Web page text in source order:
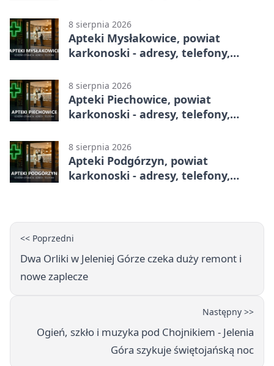
8 sierpnia 2026
Apteki Mysłakowice, powiat
karkonoski - adresy, telefony,
8 sierpnia 2026
Apteki Piechowice, powiat
karkonoski - adresy, telefony,
8 sierpnia 2026
Apteki Podgórzyn, powiat
karkonoski - adresy, telefony,
<< Poprzedni
Dwa Orliki w Jeleniej Górze czeka duży remont i
nowe zaplecze
Następny >>
Ogień, szkło i muzyka pod Chojnikiem - Jelenia
Góra szykuje świętojańską noc